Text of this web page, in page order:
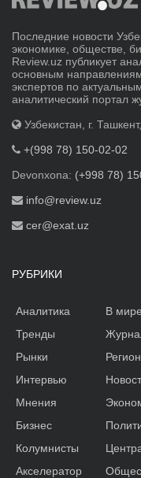
Последние новости
экономике, обществе,
Review.uz публикует
основным
экспертов по
аналитический портал
Узбекистан, г.
+(998 78) 150-02-02
Devonxona: (+998 78)
info@review.uz
cer@exat.uz
РУБРИКИ
Аналитика
Тренды
Рынки
Интервью
Мнения
Бизнес
Колумнисты
Акселератор
В мире